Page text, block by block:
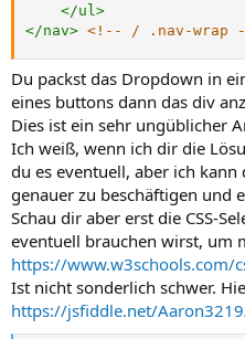
</ul >
</nav> <!-- / .nav-wrap
Du packst das Dropdown in
eines buttons dann das div
Dies ist ein sehr ungüblicher
Ich weiß, wenn ich dir die
du es eventuell, aber ich
genauer zu beschäftigen und
Schau dir aber erst die CSS-
eventuell brauchen wirst, um
https://www.w3schools.com/
Ist nicht sonderlich schwer.
https://jsfiddle.net/